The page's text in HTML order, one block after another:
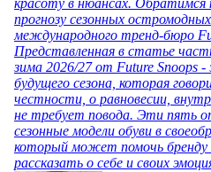
красоту в нюансах. Обратимся
прогнозу сезонных
международного тренд-бюро
Представленная в статье
зима 2026/27 от Future Snoops -
будущего сезона, которая
честности, о равновесии,
не требует повода. Эти пять
сезонные модели обуви в
который может помочь бренду
рассказать о себе и своих